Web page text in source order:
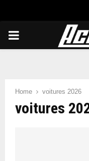
PRIMARY
Home voitures 2026
voitures